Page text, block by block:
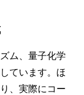
ム、量子化学
ています。ほ
、実際にコー